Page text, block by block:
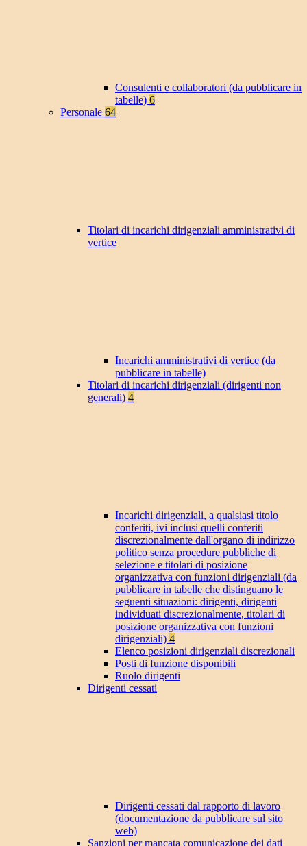
Consulenti e collaboratori (da pubblicare in
tabelle) 6
Personale 64
Titolari di incarichi dirigenziali amministrativi di
vertice
Incarichi amministrativi di vertice (da
pubblicare in tabelle)
Titolari di incarichi dirigenziali (dirigenti non
generali) 4
Incarichi dirigenziali, a qualsiasi titolo
conferiti, ivi inclusi quelli conferiti
discrezionalmente dall'organo di indirizzo
politico senza procedure pubbliche di
selezione e titolari di posizione
organizzativa con funzioni dirigenziali (da
pubblicare in tabelle che distinguano le
seguenti situazioni: dirigenti, dirigenti
individuati discrezionalmente, titolari di
posizione organizzativa con funzioni
dirigenziali) 4
Elenco posizioni dirigenziali discrezionali
Posti di funzione disponibili
Ruolo dirigenti
Dirigenti cessati
Dirigenti cessati dal rapporto di lavoro
(documentazione da pubblicare sul sito
web)
Sanzioni per mancata comunicazione dei dati